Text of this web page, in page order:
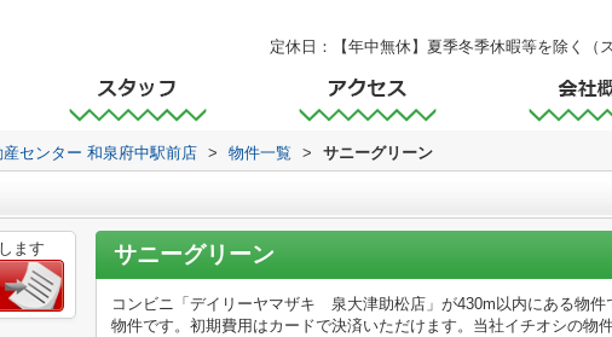
定休日：【年中無休】夏季冬季休暇等を除く（
センター 和泉府中駅前店 > 物件一覧 > サニーグリーン
サニーグリーン
コンビニ「デイリーヤマザキ 泉大津助松店」が430m以内にある物
物件です。初期費用はカードで決済いただけます。当社イチオシの物
ます